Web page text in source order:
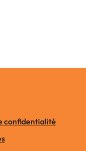
confidentialité